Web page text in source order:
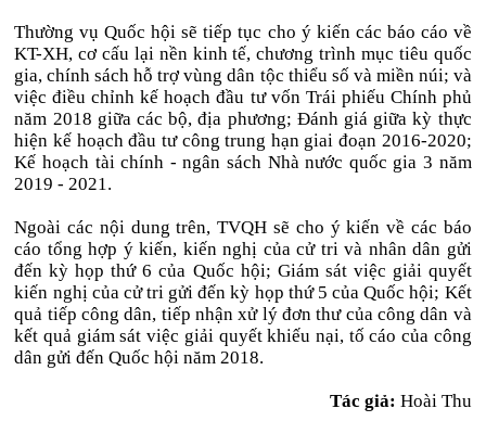
Thường vụ Quốc hội sẽ tiếp tục cho ý kiến các báo cáo về
KT-XH, cơ cấu lại nền kinh tế, chương trình mục tiêu quốc
gia, chính sách hỗ trợ vùng dân tộc thiểu số và miền núi; và
việc điều chỉnh kế hoạch đầu tư vốn Trái phiếu Chính phủ
năm 2018 giữa các bộ, địa phương; Đánh giá giữa kỳ thực
hiện kế hoạch đầu tư công trung hạn giai đoạn 2016-2020;
Kế hoạch tài chính - ngân sách Nhà nước quốc gia 3 năm
2019 - 2021.
Ngoài các nội dung trên, TVQH sẽ cho ý kiến về các báo
cáo tổng hợp ý kiến, kiến nghị của cử tri và nhân dân gửi
đến kỳ họp thứ 6 của Quốc hội; Giám sát việc giải quyết
kiến nghị của cử tri gửi đến kỳ họp thứ 5 của Quốc hội; Kết
quả tiếp công dân, tiếp nhận xử lý đơn thư của công dân và
kết quả giám sát việc giải quyết khiếu nại, tố cáo của công
dân gửi đến Quốc hội năm 2018.
Tác giả: Hoài Thu